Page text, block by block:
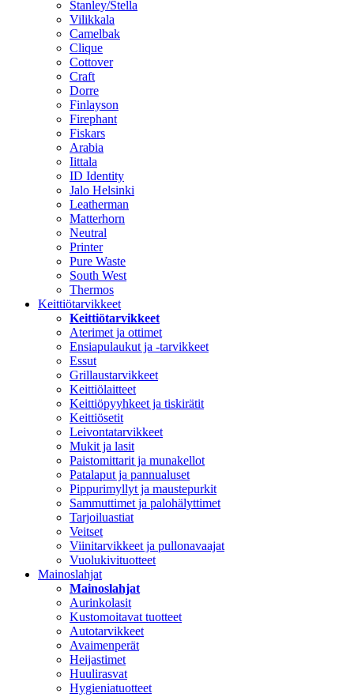
Stanley/Stella
Vilikkala
Camelbak
Clique
Cottover
Craft
Dorre
Finlayson
Firephant
Fiskars
Arabia
Iittala
ID Identity
Jalo Helsinki
Leatherman
Matterhorn
Neutral
Printer
Pure Waste
South West
Thermos
Keittiötarvikkeet
Keittiötarvikkeet
Aterimet ja ottimet
Ensiapulaukut ja -tarvikkeet
Essut
Grillaustarvikkeet
Keittiölaitteet
Keittiöpyyhkeet ja tiskirätit
Keittiösetit
Leivontatarvikkeet
Mukit ja lasit
Paistomittarit ja munakellot
Patalaput ja pannualuset
Pippurimyllyt ja maustepurkit
Sammuttimet ja palohälyttimet
Tarjoiluastiat
Veitset
Viinitarvikkeet ja pullonavaajat
Vuolukivituotteet
Mainoslahjat
Mainoslahjat
Aurinkolasit
Kustomoitavat tuotteet
Autotarvikkeet
Avaimenperät
Heijastimet
Huulirasvat
Hygieniatuotteet